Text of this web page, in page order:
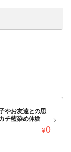
やお友達との思
チ藍染め体験
¥0